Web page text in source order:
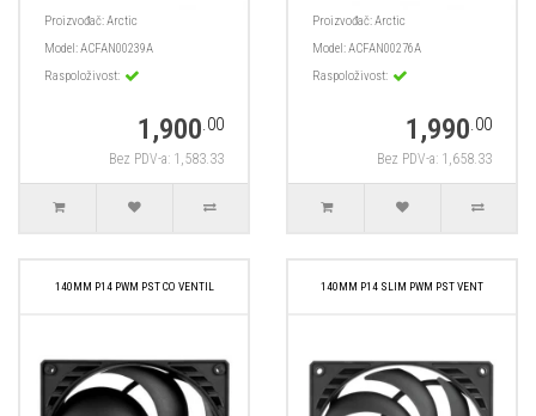
Proizvođač:Arctic
Model:ACFAN00239A
Raspoloživost:
1,900.00
Bez PDV-a: 1,583.33
Proizvođač:Arctic
Model:ACFAN00276A
Raspoloživost:
1,990.00
Bez PDV-a: 1,658.33
140MM P14 PWM PST CO VENTIL 140MM P14 SLIM PWM PST VENT